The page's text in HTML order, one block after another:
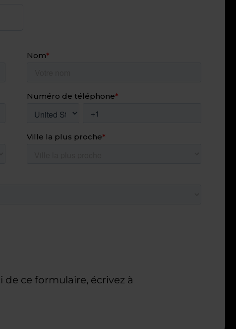
ce formulaire, écrivez à